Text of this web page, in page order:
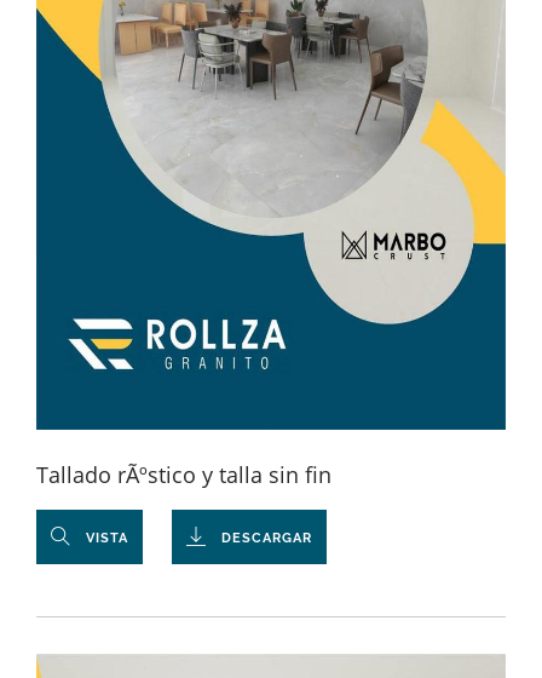
Tallado rÃºstico y talla sin fin
VISTA DESCARGAR